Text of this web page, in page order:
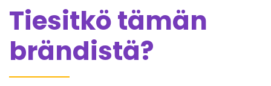
Tiesitkö tämän
brändistä?